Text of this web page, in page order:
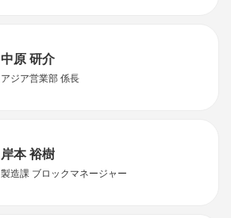
中原 研介
アジア営業部 係長
岸本 裕樹
製造課 ブロックマネージャー